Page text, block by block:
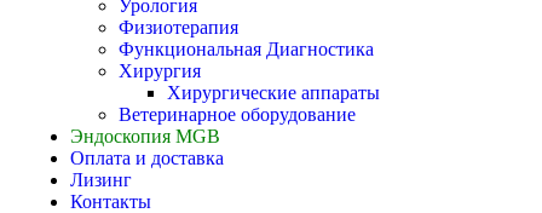
Урология
Физиотерапия
Функциональная Диагностика
Хирургия
Хирургические аппараты
Ветеринарное оборудование
Эндоскопия MGB
Оплата и доставка
Лизинг
Контакты